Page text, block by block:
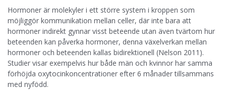
Hormoner är molekyler i ett större system i kroppen som
möjliggör kommunikation mellan celler, där inte bara att
hormoner indirekt gynnar visst beteende utan även tvärtom hur
beteenden kan påverka hormoner, denna växelverkan mellan
hormoner och beteenden kallas bidirektionell (Nelson 2011).
Studier visar exempelvis hur både män och kvinnor har samma
förhöjda oxytocinkoncentrationer efter 6 månader tillsammans
med nyfödd.